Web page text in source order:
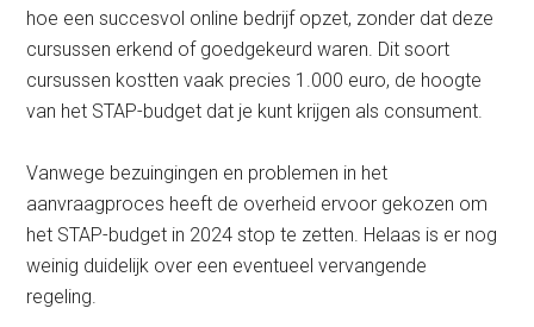
hoe een succesvol online bedrijf opzet, zonder dat deze
cursussen erkend of goedgekeurd waren. Dit soort
cursussen kostten vaak precies 1.000 euro, de hoogte
van het STAP-budget dat je kunt krijgen als consument.
Vanwege bezuingingen en problemen in het
aanvraagproces heeft de overheid ervoor gekozen om
het STAP-budget in 2024 stop te zetten. Helaas is er nog
weinig duidelijk over een eventueel vervangende
regeling.